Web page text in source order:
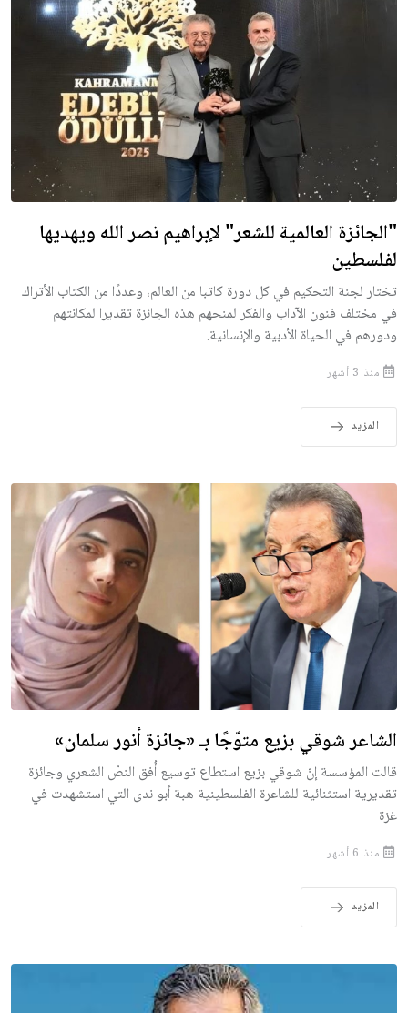
"الجائزة العالمية للشعر" لإبراهيم نصر الله ويهديها
لفلسطين
تختار لجنة التحكيم في كل دورة كاتبا من العالم، وعددًا من الكتاب الأتراك
في مختلف فنون الآداب والفكر لمنحهم هذه الجائزة تقديرا لمكانتهم
ودورهم في الحياة الأدبية والإنسانية.
منذ 3 أشهر
المزيد
الشاعر شوقي بزيع متوّجًا بـ «جائزة أنور سلمان»
قالت المؤسسة إنّ شوقي بزيع استطاع توسيع أُفق النصّ الشعري وجائزة
تقديرية استثنائية للشاعرة الفلسطينية هبة أبو ندى التي استشهدت في
غزة
منذ 6 أشهر
المزيد